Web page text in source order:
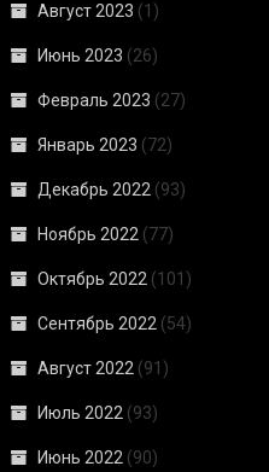
Август 2023 (1)
Июнь 2023 (26)
Февраль 2023 (27)
Январь 2023 (72)
Декабрь 2022 (93)
Ноябрь 2022 (77)
Октябрь 2022 (101)
Сентябрь 2022 (54)
Август 2022 (91)
Июль 2022 (93)
Июнь 2022 (90)